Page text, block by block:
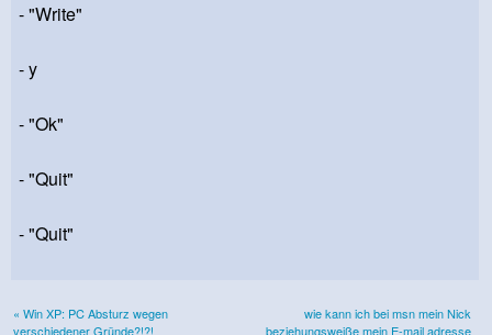
- "Write"
- y
- "Ok"
- "Quit"
- "Quit"
« Win XP: PC Absturz wegen
verschiedener Gründe?!?!
wie kann ich bei msn mein Nick
beziehungsweiße mein E-mail adresse